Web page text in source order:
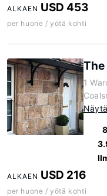
ALKAEN USD 453
per huone / yötä kohti
The
1
ALKAEN USD 216
per huone / yötä kohti